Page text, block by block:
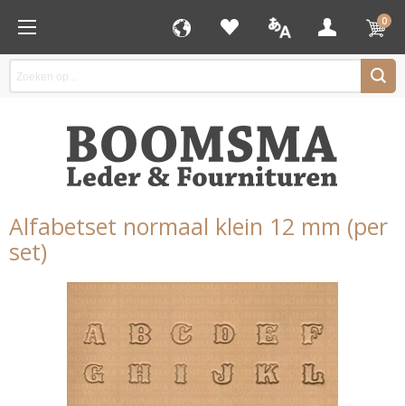
0
Alfabetset normaal klein 12 mm (per
set)